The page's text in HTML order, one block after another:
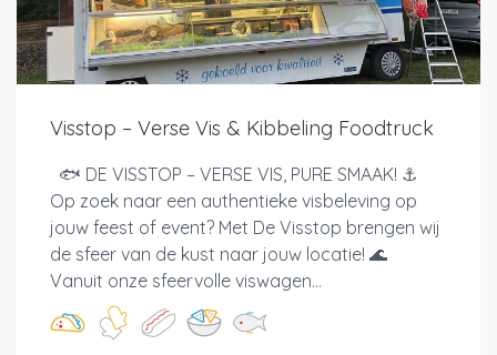
Visstop – Verse Vis & Kibbeling Foodtruck
🐟 DE VISSTOP – VERSE VIS, PURE SMAAK! ⚓
Op zoek naar een authentieke visbeleving op
jouw feest of event? Met De Visstop brengen wij
de sfeer van de kust naar jouw locatie! 🌊
Vanuit onze sfeervolle viswagen...